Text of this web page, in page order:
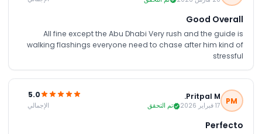
Good Overall
All fine except the Abu Dhabi Very rush and the guide is
walking flashings everyone need to chase after him kind of
stressful
PM
Pritpal M.
17 فبراير 2026 تم التحقق
5.0
الإجمالي
Perfecto